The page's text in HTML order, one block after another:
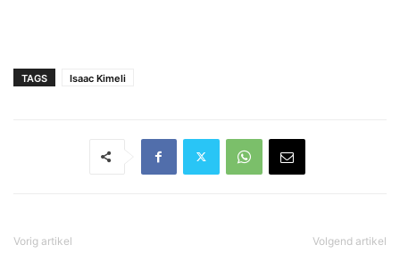
TAGS Isaac Kimeli
Vorig artikel Volgend artikel